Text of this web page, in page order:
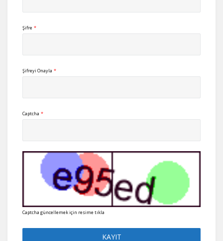
Şifre *
Şifreyi Onayla *
Captcha *
Captcha güncellemek için resime tıkla